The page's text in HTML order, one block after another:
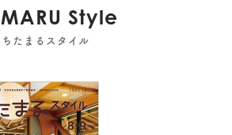
Style
たまるスタイル